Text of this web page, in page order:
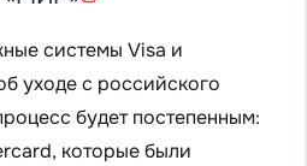
системы Visa и
уходе с российского
будет постепенным:
которые были